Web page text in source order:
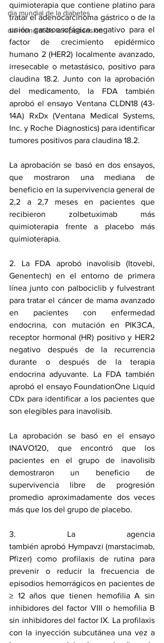
dia mundial de la diabetes
dia mundial de la hipertension
quimioterapia que contiene platino para
tratar el adenocarcinoma gástrico o de la
unión gastroesofágica negativo para el
factor de crecimiento epidérmico
humano 2 (HER2) localmente avanzado,
irresecable o metastásico, positivo para
claudina 18.2. Junto con la aprobación
del medicamento, la FDA también
aprobó el ensayo Ventana CLDN18 (43-
14A) RxDx (Ventana Medical Systems,
Inc. y Roche Diagnostics) para identificar
tumores positivos para claudina 18.2.
La aprobación se basó en dos ensayos,
que mostraron una mediana de
beneficio en la supervivencia general de
2,2 a 2,7 meses en pacientes que
recibieron zolbetuximab más
quimioterapia frente a placebo más
quimioterapia.
2. La FDA aprobó inavolisib (Itovebi,
Genentech) en el entorno de primera
línea junto con palbociclib y fulvestrant
para tratar el cáncer de mama avanzado
en pacientes con enfermedad
endocrina, con mutación en PIK3CA,
receptor hormonal (HR) positivo y HER2
negativo después de la recurrencia
durante o después de la terapia
endocrina adyuvante. La FDA también
aprobó el ensayo FoundationOne Liquid
CDx para identificar a los pacientes que
son elegibles para inavolisib.
La aprobación se basó en el ensayo
INAVO120, que encontró que los
pacientes en el grupo de inavolisib
demostraron un beneficio de
supervivencia libre de progresión
promedio aproximadamente dos veces
más que los del grupo de placebo.
3. La agencia
también aprobó Hympavzi (marstacimab,
Pfizer) como profilaxis de rutina para
prevenir o reducir la frecuencia de
episodios hemorrágicos en pacientes de
≥ 12 años que tienen hemofilia A sin
inhibidores del factor VIII o hemofilia B
sin inhibidores del factor IX. La profilaxis
con la inyección subcutánea una vez a